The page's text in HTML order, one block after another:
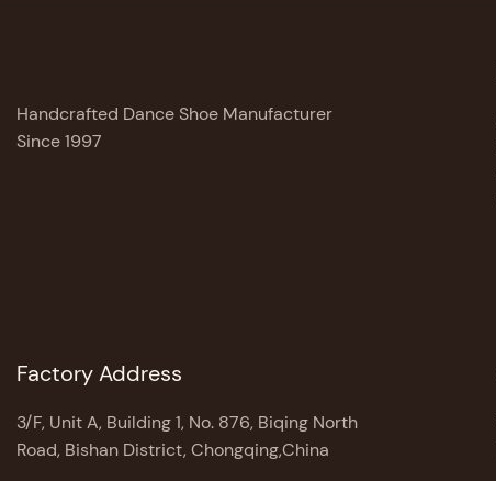
Handcrafted Dance Shoe Manufacturer
Since 1997
Factory Address
3/F, Unit A, Building 1, No. 876, Biqing North
Road, Bishan District, Chongqing,China